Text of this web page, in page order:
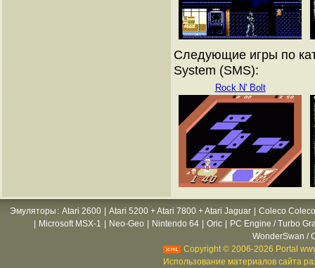
Следующие игры по
System (SMS):
Rock N' Bolt
Эмуляторы : Atari 2600 Atari 5200 + Atari 7800 + Atari Jaguar
Coleco
Microsoft MSX-1 Neo-Geo Nintendo 64 Oric
PC Engine / Turbo
WonderSwan /
Copyright © 2006-2026 Portal
Использование материалов сайта